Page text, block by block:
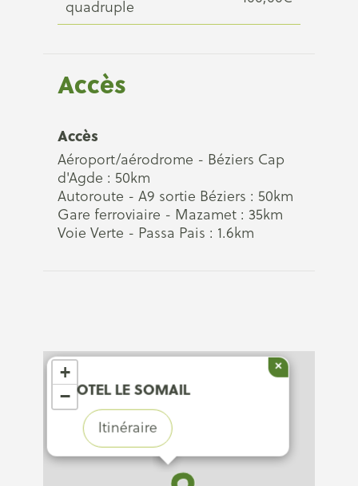
quadruple
Accès
Accès
Aéroport/aérodrome - Béziers Cap
d'Agde : 50km
Autoroute - A9 sortie Béziers : 50km
Gare ferroviaire - Mazamet : 35km
Voie Verte - Passa Pais : 1.6km
HOTEL LE SOMAIL
Itinéraire
×
+
−